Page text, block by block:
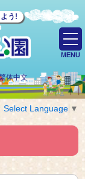
う!
体中文
MENU
Select Language ▼